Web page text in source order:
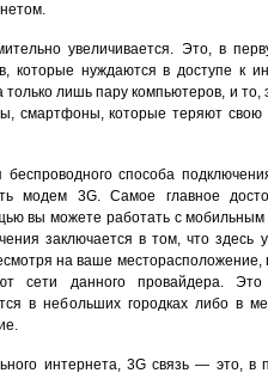
увеличивается. Это, в
которые нуждаются в доступе к
лишь пару компьютеров, и то,
смартфоны, которые теряют свою
способа
модем 3G. Самое главное
вы можете работать с
заключается в том, что здесь
на ваше месторасположение,
сети данного провайдера.
в небольших городках либо в
интернета, 3G связь — это, в